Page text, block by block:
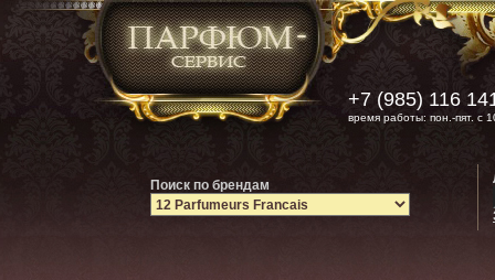
+7 (985) 116
время работы: пон.-пят. с
Поиск по брендам